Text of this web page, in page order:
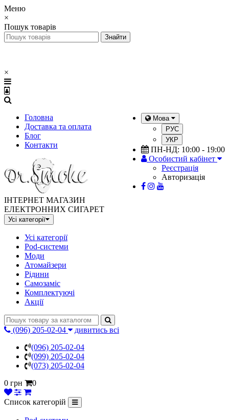
Меню
×
Пошук товарів
×
Головна
Доставка та оплата
Блог
Контакти
Мова
РУС
УКР
ПН-НД: 10:00 - 19:00
Особистий кабінет
Реєстрація
Авторизація
ІНТЕРНЕТ МАГАЗИН
ЕЛЕКТРОННИХ СИГАРЕТ
Усі категорії
Усі категорії
Pod-системи
Моди
Атомайзери
Рідини
Самозаміс
Комплектуючі
Акції
(096) 205-02-04
дивитись всі
(096) 205-02-04
(099) 205-02-04
(073) 205-02-04
0 грн
0
Список категорій